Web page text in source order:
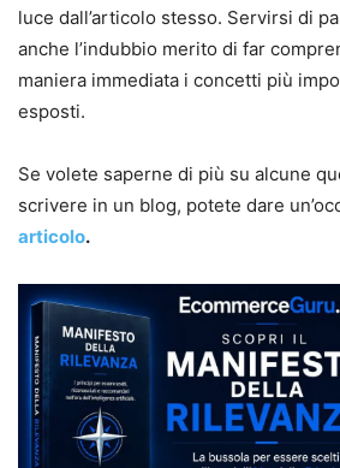
luce dall’articolo stesso. Servirsi di
anche l’indubbio merito di far
maniera immediata i concetti più
esposti.
Se volete saperne di più su alcune
scrivere in un blog, potete dare
articolo.